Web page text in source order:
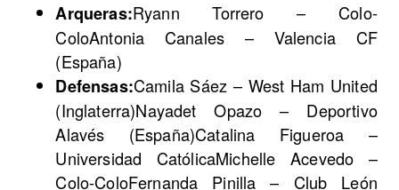
Arqueras:Ryann Torrero – Colo-
ColoAntonia Canales – Valencia CF
(España)
Defensas:Camila Sáez – West Ham United
(Inglaterra)Nayadet Opazo – Deportivo
Alavés (España)Catalina Figueroa –
Universidad CatólicaMichelle Acevedo –
Colo-ColoFernanda Pinilla – Club León